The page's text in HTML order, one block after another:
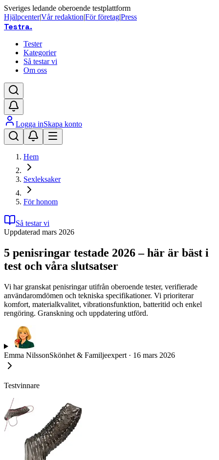
Sveriges ledande oberoende testplattform
Hjälpcenter|Vår redaktion|För företag|Press
Testra.
Tester
Kategorier
Så testar vi
Om oss
Logga inSkapa konto
Hem
Sexleksaker
För honom
Så testar vi
Uppdaterad mars 2026
5 penisringar testade 2026 – här är bäst i
test och våra slutsatser
Vi har granskat penisringar utifrån oberoende tester, verifierade
användaromdömen och tekniska specifikationer. Vi prioriterar
komfort, materialkvalitet, vibrationsfunktion, batteritid och enkel
rengöring. Granskning och uppdatering utförd.
Emma NilssonSkönhet & Familjeexpert · 16 mars 2026
Testvinnare